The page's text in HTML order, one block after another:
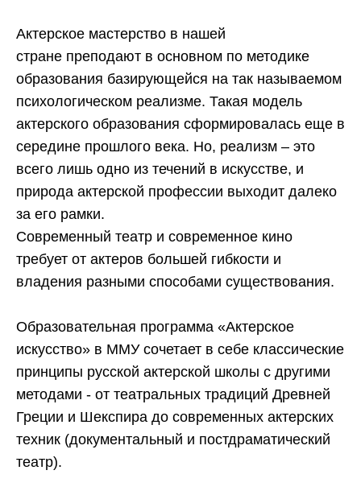
Актерское мастерство в нашей
стране преподают в основном по методике
образования базирующейся на так называемом
психологическом реализме. Такая модель
актерского образования сформировалась еще в
середине прошлого века. Но, реализм – это
всего лишь одно из течений в искусстве, и
природа актерской профессии выходит далеко
за его рамки.
Современный театр и современное кино
требует от актеров большей гибкости и
владения разными способами существования.
Образовательная программа «Актерское
искусство» в ММУ сочетает в себе классические
принципы русской актерской школы с другими
методами - от театральных традиций Древней
Греции и Шекспира до современных актерских
техник (документальный и постдраматический
театр).